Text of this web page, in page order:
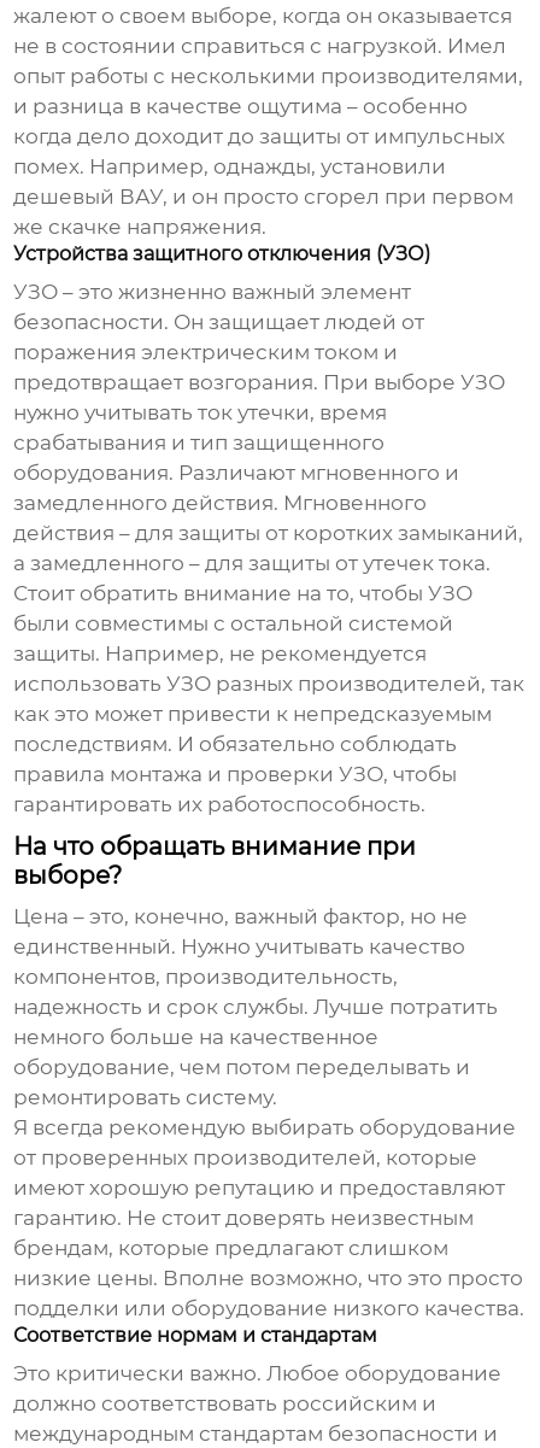
жалеют о своем выборе, когда он оказывается
не в состоянии справиться с нагрузкой. Имел
опыт работы с несколькими производителями,
и разница в качестве ощутима – особенно
когда дело доходит до защиты от импульсных
помех. Например, однажды, установили
дешевый ВАУ, и он просто сгорел при первом
же скачке напряжения.
Устройства защитного отключения (УЗО)
УЗО – это жизненно важный элемент
безопасности. Он защищает людей от
поражения электрическим током и
предотвращает возгорания. При выборе УЗО
нужно учитывать ток утечки, время
срабатывания и тип защищенного
оборудования. Различают мгновенного и
замедленного действия. Мгновенного
действия – для защиты от коротких замыканий,
а замедленного – для защиты от утечек тока.
Стоит обратить внимание на то, чтобы УЗО
были совместимы с остальной системой
защиты. Например, не рекомендуется
использовать УЗО разных производителей, так
как это может привести к непредсказуемым
последствиям. И обязательно соблюдать
правила монтажа и проверки УЗО, чтобы
гарантировать их работоспособность.
На что обращать внимание при
выборе?
Цена – это, конечно, важный фактор, но не
единственный. Нужно учитывать качество
компонентов, производительность,
надежность и срок службы. Лучше потратить
немного больше на качественное
оборудование, чем потом переделывать и
ремонтировать систему.
Я всегда рекомендую выбирать оборудование
от проверенных производителей, которые
имеют хорошую репутацию и предоставляют
гарантию. Не стоит доверять неизвестным
брендам, которые предлагают слишком
низкие цены. Вполне возможно, что это просто
подделки или оборудование низкого качества.
Соответствие нормам и стандартам
Это критически важно. Любое оборудование
должно соответствовать российским и
международным стандартам безопасности и